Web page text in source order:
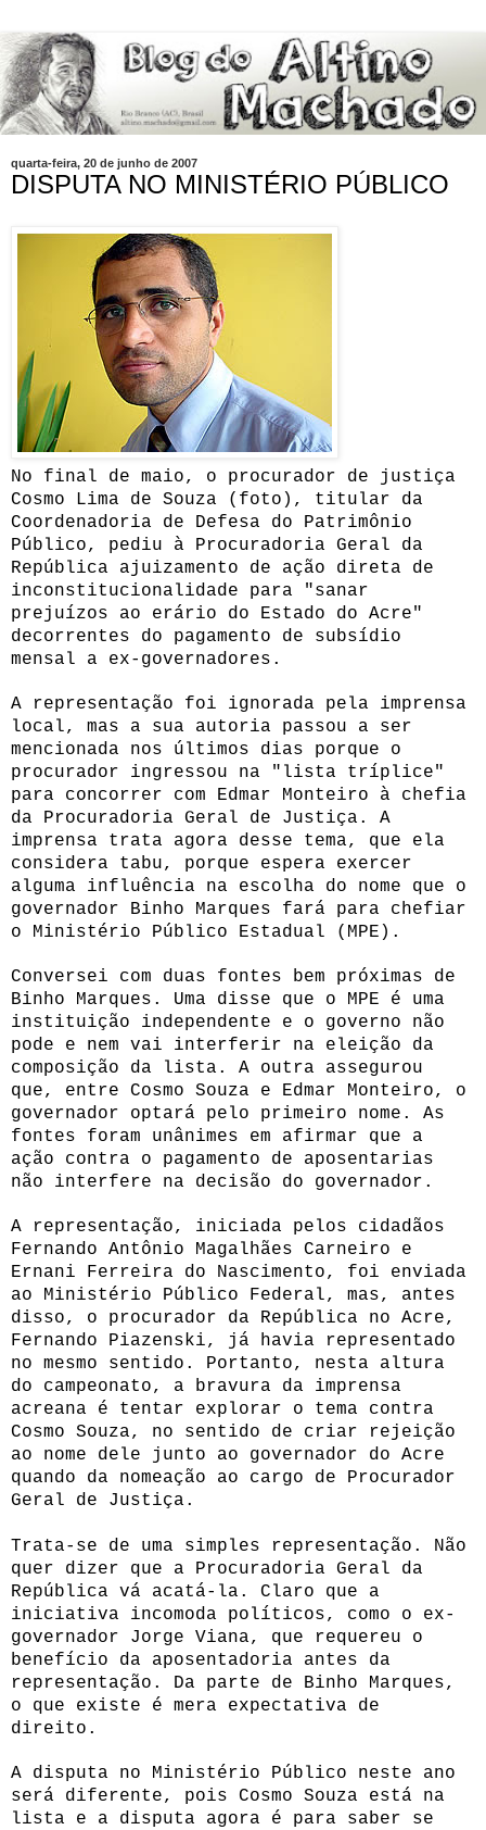
quarta-feira, 20 de junho de 2007
DISPUTA NO MINISTÉRIO PÚBLICO
No final de maio, o procurador de justiça
Cosmo Lima de Souza (foto), titular da
Coordenadoria de Defesa do Patrimônio
Público, pediu à Procuradoria Geral da
República ajuizamento de ação direta de
inconstitucionalidade para "sanar
prejuízos ao erário do Estado do Acre"
decorrentes do pagamento de subsídio
mensal a ex-governadores.
A representação foi ignorada pela imprensa
local, mas a sua autoria passou a ser
mencionada nos últimos dias porque o
procurador ingressou na "lista tríplice"
para concorrer com Edmar Monteiro à chefia
da Procuradoria Geral de Justiça. A
imprensa trata agora desse tema, que ela
considera tabu, porque espera exercer
alguma influência na escolha do nome que o
governador Binho Marques fará para chefiar
o Ministério Público Estadual (MPE).
Conversei com duas fontes bem próximas de
Binho Marques. Uma disse que o MPE é uma
instituição independente e o governo não
pode e nem vai interferir na eleição da
composição da lista. A outra assegurou
que, entre Cosmo Souza e Edmar Monteiro, o
governador optará pelo primeiro nome. As
fontes foram unânimes em afirmar que a
ação contra o pagamento de aposentarias
não interfere na decisão do governador.
A representação, iniciada pelos cidadãos
Fernando Antônio Magalhães Carneiro e
Ernani Ferreira do Nascimento, foi enviada
ao Ministério Público Federal, mas, antes
disso, o procurador da República no Acre,
Fernando Piazenski, já havia representado
no mesmo sentido. Portanto, nesta altura
do campeonato, a bravura da imprensa
acreana é tentar explorar o tema contra
Cosmo Souza, no sentido de criar rejeição
ao nome dele junto ao governador do Acre
quando da nomeação ao cargo de Procurador
Geral de Justiça.
Trata-se de uma simples representação. Não
quer dizer que a Procuradoria Geral da
República vá acatá-la. Claro que a
iniciativa incomoda políticos, como o ex-
governador Jorge Viana, que requereu o
benefício da aposentadoria antes da
representação. Da parte de Binho Marques,
o que existe é mera expectativa de
direito.
A disputa no Ministério Público neste ano
será diferente, pois Cosmo Souza está na
lista e a disputa agora é para saber se